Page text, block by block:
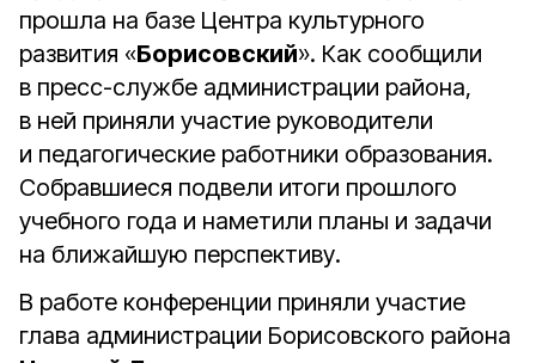
прошла на базе Центра культурного
развития «Борисовский». Как сообщили
в пресс-службе администрации района,
в ней приняли участие руководители
и педагогические работники образования.
Собравшиеся подвели итоги прошлого
учебного года и наметили планы и задачи
на ближайшую перспективу.
В работе конференции приняли участие
глава администрации Борисовского района